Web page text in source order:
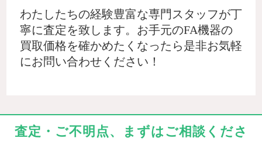
わたしたちの経験豊富な専門スタッフが丁
寧に査定を致します。お手元のFA機器の
買取価格を確かめたくなったら是非お気軽
にお問い合わせください！
査定・ご不明点、まずはご相談くださ